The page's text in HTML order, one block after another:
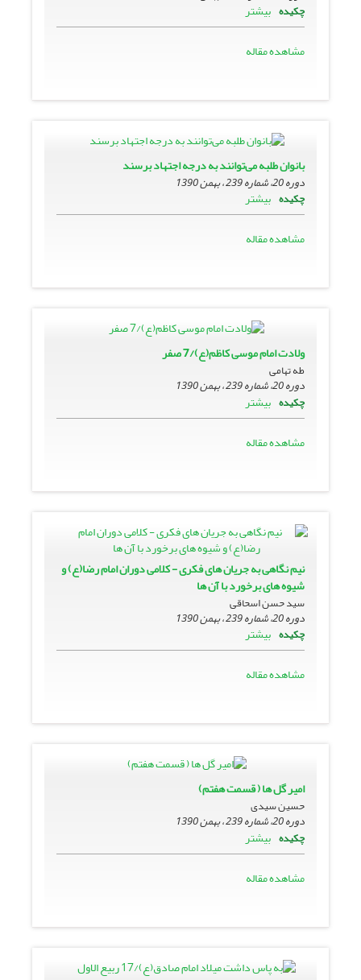
چکیده بیشتر
مشاهده مقاله
بانوان طلبه می‌توانند به درجه اجتهاد برسند
دوره 20، شماره 239 ، بهمن 1390
چکیده بیشتر
مشاهده مقاله
ولادت امام موسی کاظم(ع)/7 صفر
طه تهامی
دوره 20، شماره 239 ، بهمن 1390
چکیده بیشتر
مشاهده مقاله
نیم نگاهی به جریان های فکری - کلامی دوران امام رضا(ع) و
شیوه های برخورد با آن ها
سید حسن اسحاقی
دوره 20، شماره 239 ، بهمن 1390
چکیده بیشتر
مشاهده مقاله
امیر گل ها ( قسمت هفتم)
حسین سیدی
دوره 20، شماره 239 ، بهمن 1390
چکیده بیشتر
مشاهده مقاله